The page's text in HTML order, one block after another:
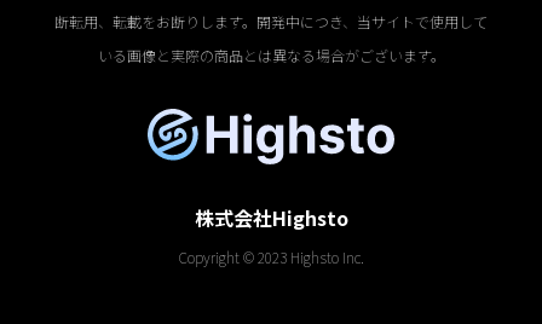
断転用、転載をお断りします。開発中につき、当サイトで使用して
いる画像と実際の商品とは異なる場合がございます。
株式会社Highsto
Copyright © 2023 Highsto Inc.